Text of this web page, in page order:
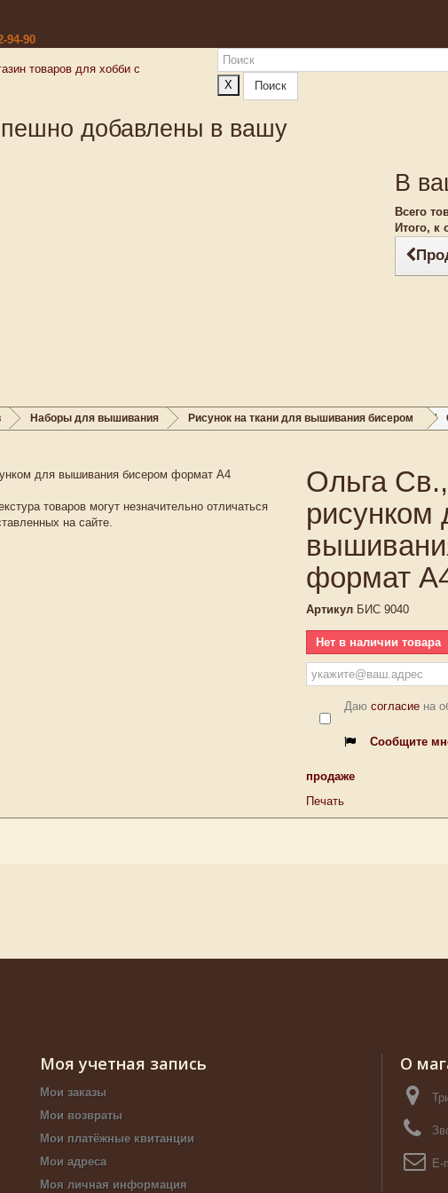
94-90
X Поиск
добавлены в вашу
В
Всего
Итого, к
Наборы для вышивания Рисунок на ткани для вышивания бисером
товаров могут незначительно отличаться
на сайте.
Ольга
рисунком
формат
Артикул БИС 9040
Нет в наличии товара
Даю согласие на
Сообщите
продаже
Печать
Моя учетная запись
Мои заказы
Мои возвраты
Мои платёжные квитанции
Мои адреса
Моя личная информация
О
E-